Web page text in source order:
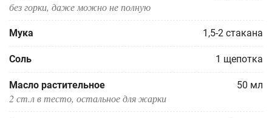
без горки, даже можно не полную
Мука 1,5-2 стакана
Соль 1 щепотка
Масло растительное 50 мл
2 ст.л в тесто, остальное для жарки